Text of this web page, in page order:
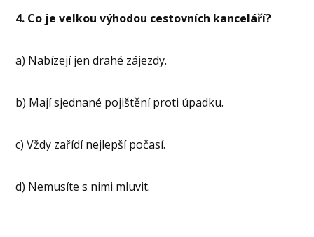
4. Co je velkou výhodou cestovních kanceláří?
a) Nabízejí jen drahé zájezdy.
b) Mají sjednané pojištění proti úpadku.
c) Vždy zařídí nejlepší počasí.
d) Nemusíte s nimi mluvit.